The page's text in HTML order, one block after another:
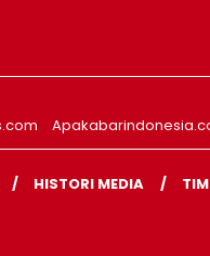
HISTORI MEDIA